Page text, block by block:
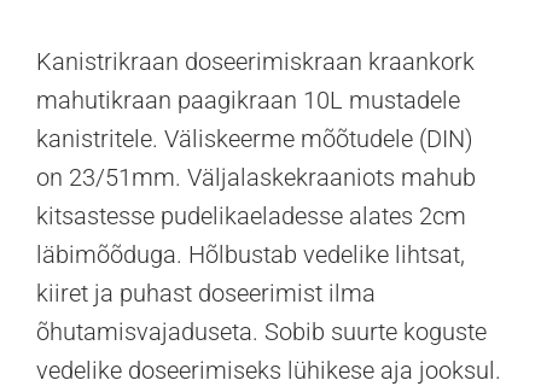
Kanistrikraan doseerimiskraan kraankork
mahutikraan paagikraan 10L mustadele
kanistritele. Väliskeerme mõõtudele (DIN)
on 23/51mm. Väljalaskekraaniots mahub
kitsastesse pudelikaeladesse alates 2cm
läbimõõduga. Hõlbustab vedelike lihtsat,
kiiret ja puhast doseerimist ilma
õhutamisvajaduseta. Sobib suurte koguste
vedelike doseerimiseks lühikese aja jooksul.